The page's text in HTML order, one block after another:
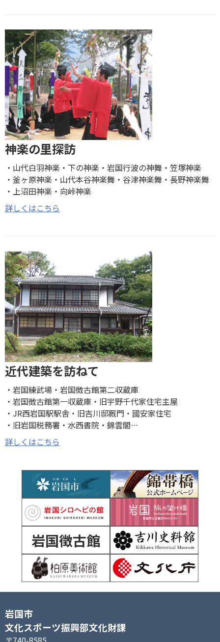
神楽の里探訪
山代白羽神楽 下の神楽 岩国行波の神舞
笠塚神楽
釜ヶ原神楽
山代本谷神楽舞 谷津神楽舞
長野神楽舞
上沼田神楽
向峠神楽
詳しくはこちら
近代建築を訪ねて
岩国練武場
岩国徴古館第二収蔵庫
岩国徴古館第一収蔵庫
旧宇野千代家住宅主屋
JR西岩国駅駅舎
旧吉川邸厩門
國安家住宅
旧岩国税務署
水西書院 錦雲閣…
詳しくはこちら
岩国徴古館
岩国市
文化スポーツ振興部文化財課